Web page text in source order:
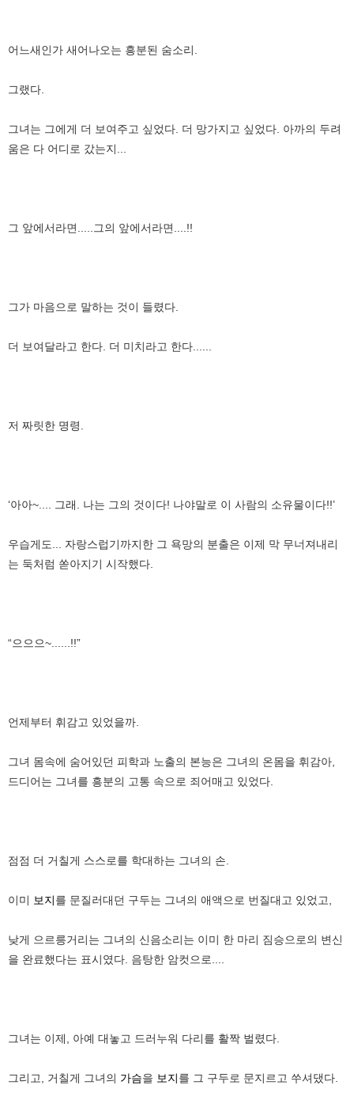
어느새인가 새어나오는 흥분된 숨소리.
그랬다.
그녀는 그에게 더 보여주고 싶었다. 더 망가지고 싶었다. 아까의 두려
움은 다 어디로 갔는지...
그 앞에서라면.....그의 앞에서라면....!!
그가 마음으로 말하는 것이 들렸다.
더 보여달라고 한다. 더 미치라고 한다......
저 짜릿한 명령.
‘아아~.... 그래. 나는 그의 것이다! 나야말로 이 사람의 소유물이다!!’
우습게도... 자랑스럽기까지한 그 욕망의 분출은 이제 막 무너져내리
는 둑처럼 쏟아지기 시작했다.
“으으으~......!!”
언제부터 휘감고 있었을까.
그녀 몸속에 숨어있던 피학과 노출의 본능은 그녀의 온몸을 휘감아,
드디어는 그녀를 흥분의 고통 속으로 죄어매고 있었다.
점점 더 거칠게 스스로를 학대하는 그녀의 손.
이미 보지를 문질러대던 구두는 그녀의 애액으로 번질대고 있었고,
낮게 으르릉거리는 그녀의 신음소리는 이미 한 마리 짐승으로의 변신
을 완료했다는 표시였다. 음탕한 암컷으로....
그녀는 이제, 아예 대놓고 드러누워 다리를 활짝 벌렸다.
그리고, 거칠게 그녀의 가슴을 보지를 그 구두로 문지르고 쑤셔댔다.